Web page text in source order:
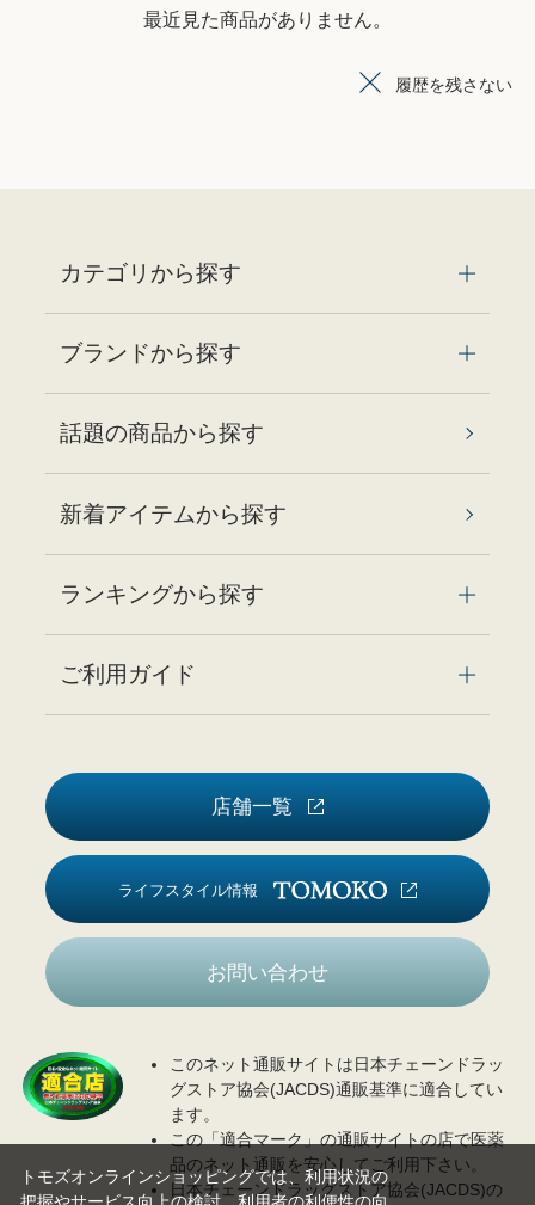
最近見た商品がありません。
履歴を残さない
カテゴリから探す
ブランドから探す
話題の商品から探す
新着アイテムから探す
ランキングから探す
ご利用ガイド
店舗一覧
ライフスタイル情報
お問い合わせ
このネット通販サイトは日本チェーンドラッ
グストア協会(JACDS)通販基準に適合してい
ます。
この「適合マーク」の通販サイトの店で医薬
品のネット通販を安心してご利用下さい。
日本チェーンドラッグストア協会(JACDS)の
トモズオンラインショッピングでは、利用状況の